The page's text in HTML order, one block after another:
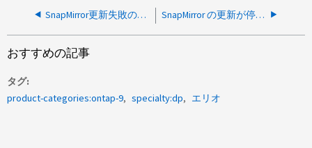
SnapMirror更新失敗の解決ガイド SnapMirror の更新が停止して完了しない
おすすめの記事
タグ
product-categories:ontap-9
specialty:dp エリオ